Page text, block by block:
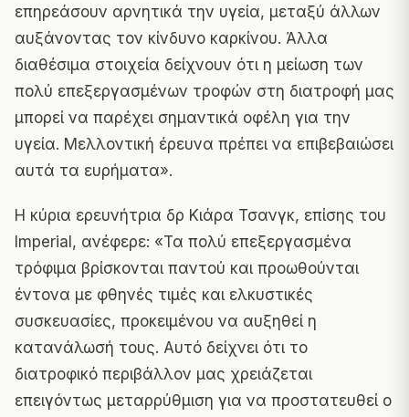
επηρεάσουν αρνητικά την υγεία, μεταξύ άλλων
αυξάνοντας τον κίνδυνο καρκίνου. Άλλα
διαθέσιμα στοιχεία δείχνουν ότι η μείωση των
πολύ επεξεργασμένων τροφών στη διατροφή μας
μπορεί να παρέχει σημαντικά οφέλη για την
υγεία. Μελλοντική έρευνα πρέπει να επιβεβαιώσει
αυτά τα ευρήματα».
Η κύρια ερευνήτρια δρ Κιάρα Τσανγκ, επίσης του
Imperial, ανέφερε: «Τα πολύ επεξεργασμένα
τρόφιμα βρίσκονται παντού και προωθούνται
έντονα με φθηνές τιμές και ελκυστικές
συσκευασίες, προκειμένου να αυξηθεί η
κατανάλωσή τους. Αυτό δείχνει ότι το
διατροφικό περιβάλλον μας χρειάζεται
επειγόντως μεταρρύθμιση για να προστατευθεί ο